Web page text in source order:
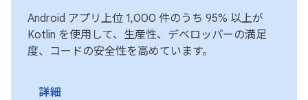
Android アプリ上位 1,000 件のうち 95% 以上が
Kotlin を使用して、生産性、デベロッパーの満足
度、コードの安全性を高めています。
詳細